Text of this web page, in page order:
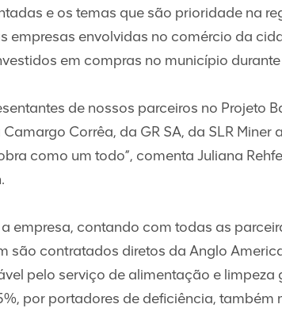
e os temas que são prioridade na
empresas envolvidas no comércio da
em compras no município
de nossos parceiros no Projeto
Corrêa, da GR SA, da SLR
como um todo”, comenta Juliana
empresa, contando com todas as
são contratados diretos da Anglo
pelo serviço de alimentação e
por portadores de deficiência, também